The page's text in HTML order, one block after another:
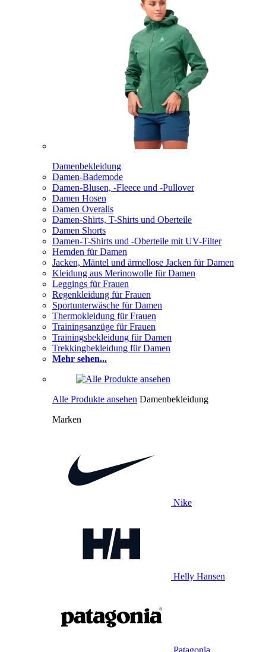
Damenbekleidung
Damen-Bademode
Damen-Blusen, -Fleece und -Pullover
Damen Hosen
Damen Overalls
Damen-Shirts, T-Shirts und Oberteile
Damen Shorts
Damen-T-Shirts und -Oberteile mit UV-Filter
Hemden für Damen
Jacken, Mäntel und ärmellose Jacken für Damen
Kleidung aus Merinowolle für Damen
Leggings für Frauen
Regenkleidung für Frauen
Sportunterwäsche für Damen
Thermokleidung für Frauen
Trainingsanzüge für Frauen
Trainingsbekleidung für Damen
Trekkingbekleidung für Damen
Mehr sehen...
Alle Produkte ansehen Damenbekleidung
Marken
Nike
Helly Hansen
Patagonia